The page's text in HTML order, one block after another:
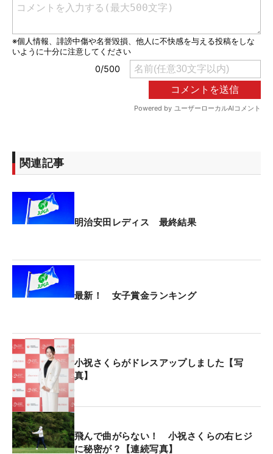
関連記事
明治安田レディス 最終結果
最新！ 女子賞金ランキング
小祝さくらがドレスアップしました【写
真】
飛んで曲がらない！ 小祝さくらの右ヒジ
に秘密が？【連続写真】